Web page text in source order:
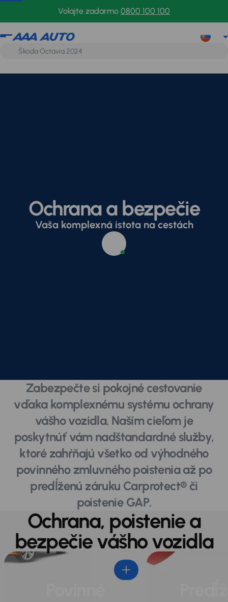
Volajte zadarmo 0800 100 100
Ochrana a bezpečie
Vaša komplexná istota na cestách
Zabezpečte si pokojné cestovanie
vďaka komplexnému systému ochrany
vášho vozidla. Naším cieľom je
poskytnúť vám nadštandardné služby,
ktoré zahŕňajú všetko od výhodného
povinného zmluvného poistenia až po
predĺženú záruku Carprotect® či
poistenie GAP.
Ochrana, poistenie a
bezpečie vášho vozidla